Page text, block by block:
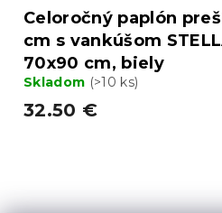
Celoročný paplón
cm s vankúšom
70x90 cm, biely
Skladom (>10 ks)
32.50 €